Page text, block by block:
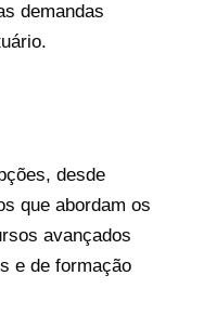
demandas
desde
que abordam os
avançados
e de formação